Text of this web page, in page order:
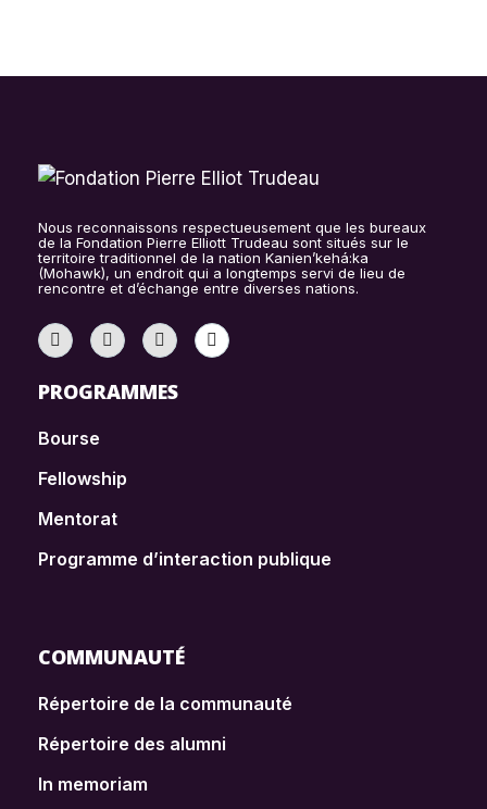
Nous reconnaissons respectueusement que les bureaux
de la Fondation Pierre Elliott Trudeau sont situés sur le
territoire traditionnel de la nation Kanien’kehá:ka
(Mohawk), un endroit qui a longtemps servi de lieu de
rencontre et d’échange entre diverses nations.
PROGRAMMES
Bourse
Fellowship
Mentorat
Programme d’interaction publique
COMMUNAUTÉ
Répertoire de la communauté
Répertoire des alumni
In memoriam